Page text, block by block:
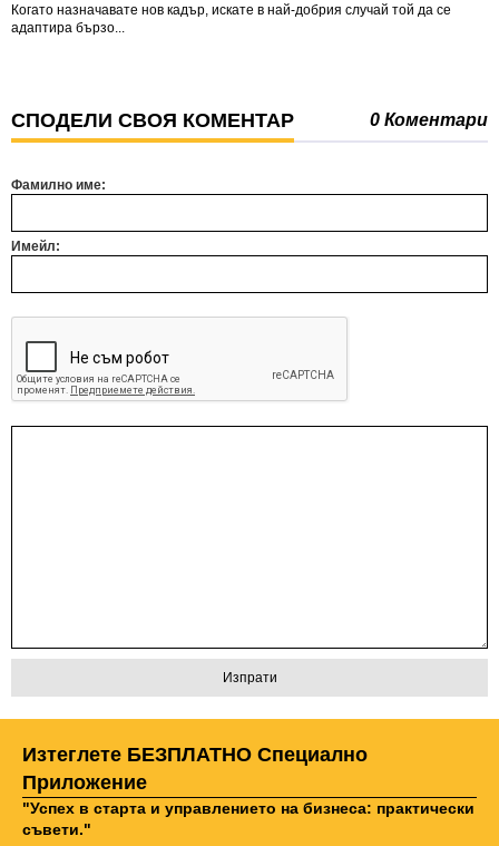
Когато назначавате нов кадър, искате в най-добрия случай той да се
адаптира бързо...
СПОДЕЛИ СВОЯ КОМЕНТАР 0 Коментари
Фамилно име:
Имейл:
Изтеглете БЕЗПЛАТНО Специално
Приложение
"Успех в старта и управлението на бизнеса: практически
съвети."